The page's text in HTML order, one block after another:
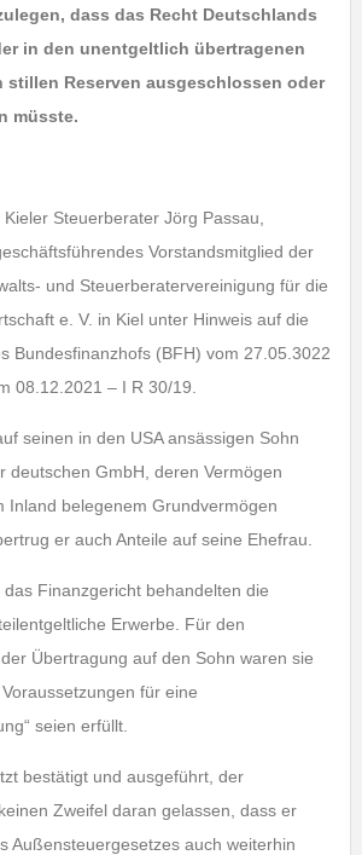
dass das Recht Deutschlands
in den unentgeltlich übertragenen
stillen Reserven ausgeschlossen oder
müsste.
Steuerberater Jörg Passau,
Vorstandsmitglied der
und Steuerberatervereinigung für die
e. V. in Kiel unter Hinweis auf die
Bundesfinanzhofs (BFH) vom 27.05.3022
08.12.2021 – I R 30/19.
seinen in den USA ansässigen Sohn
deutschen GmbH, deren Vermögen
Inland belegenem Grundvermögen
er auch Anteile auf seine Ehefrau.
Finanzgericht behandelten die
Erwerbe. Für den
Übertragung auf den Sohn waren sie
für eine
seien erfüllt.
bestätigt und ausgeführt, der
Zweifel daran gelassen, dass er
Außensteuergesetzes auch weiterhin